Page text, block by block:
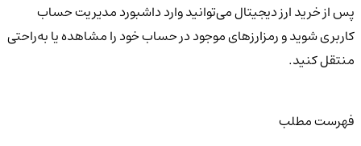
پس از خرید ارز دیجیتال می‌توانید وارد داشبورد مدیریت حساب
کاربری شوید و رمزارزهای موجود در حساب خود را مشاهده یا به‌راحتی
منتقل کنید.
فهرست مطلب